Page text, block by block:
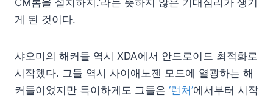
게 된 것이다.
샤오미의 해커들 역시 XDA에서 안드로이드 최적화로
시작했다. 그들 역시 사이애노젠 모드에 열광하는 해
커들이었지만 특이하게도 그들은 ‘런처’에서부터 시작